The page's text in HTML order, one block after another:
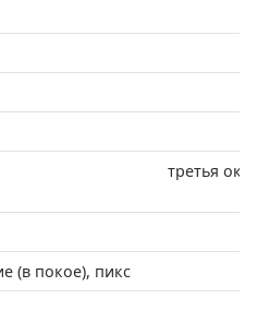
третья
(в покое), пикс